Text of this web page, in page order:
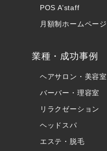
POS A’staff
月額制ホームページ
業種・成功事例
ヘアサロン・美容室
バーバー・理容室
リラクゼーション
ヘッドスパ
エステ・脱毛